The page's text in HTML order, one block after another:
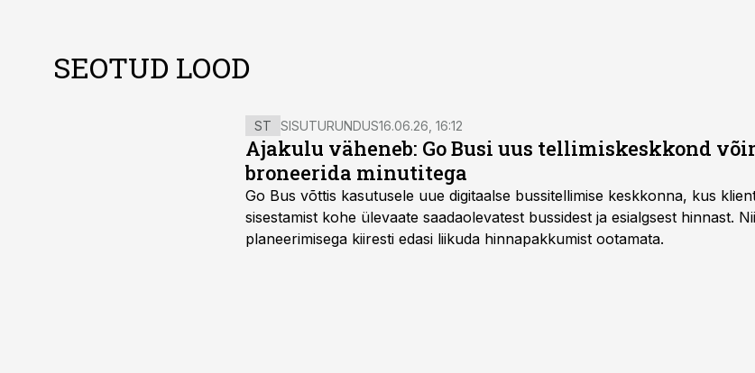
SEOTUD LOOD
ST SISUTURUNDUS16.06.26, 16:12
Ajakulu väheneb: Go Busi uus tellimiskeskkond
broneerida minutitega
Go Bus võttis kasutusele uue digitaalse bussitellimise keskkonna, kus
sisestamist kohe ülevaate saadaolevatest bussidest ja esialgsest hinnast.
planeerimisega kiiresti edasi liikuda hinnapakkumist ootamata.